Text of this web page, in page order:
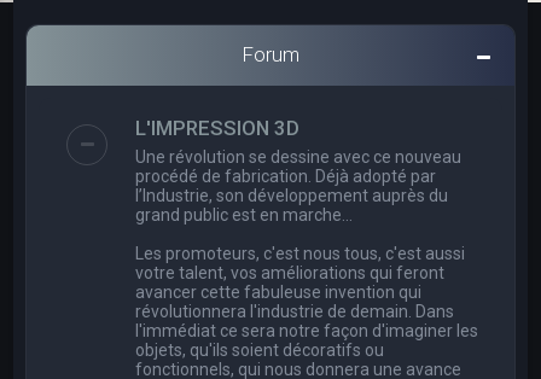
c
Forum
L'IMPRESSION 3D
Une révolution se dessine avec ce nouveau
procédé de fabrication. Déjà adopté par
l’Industrie, son développement auprès du
grand public est en marche…
Les promoteurs, c'est nous tous, c'est aussi
votre talent, vos améliorations qui feront
avancer cette fabuleuse invention qui
révolutionnera l'industrie de demain. Dans
l'immédiat ce sera notre façon d'imaginer les
objets, qu'ils soient décoratifs ou
fonctionnels, qui nous donnera une avance